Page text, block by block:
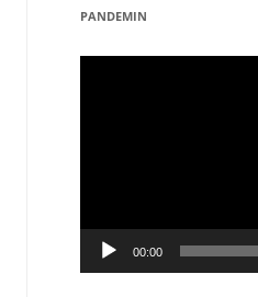
PANDEMIN
Videospelare
00:00